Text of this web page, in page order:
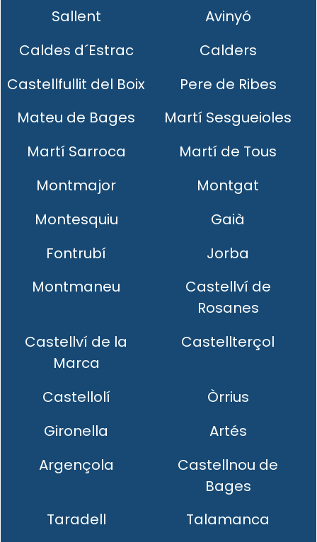
Sallent
Avinyó
Caldes d´Estrac
Calders
Castellfullit del Boix
Pere de Ribes
Mateu de Bages
Martí Sesgueioles
Martí Sarroca
Martí de Tous
Montmajor
Montgat
Montesquiu
Gaià
Fontrubí
Jorba
Montmaneu
Castellví de
Rosanes
Castellví de la
Marca
Castellterçol
Castellolí
Òrrius
Gironella
Artés
Argençola
Castellnou de
Bages
Taradell
Talamanca